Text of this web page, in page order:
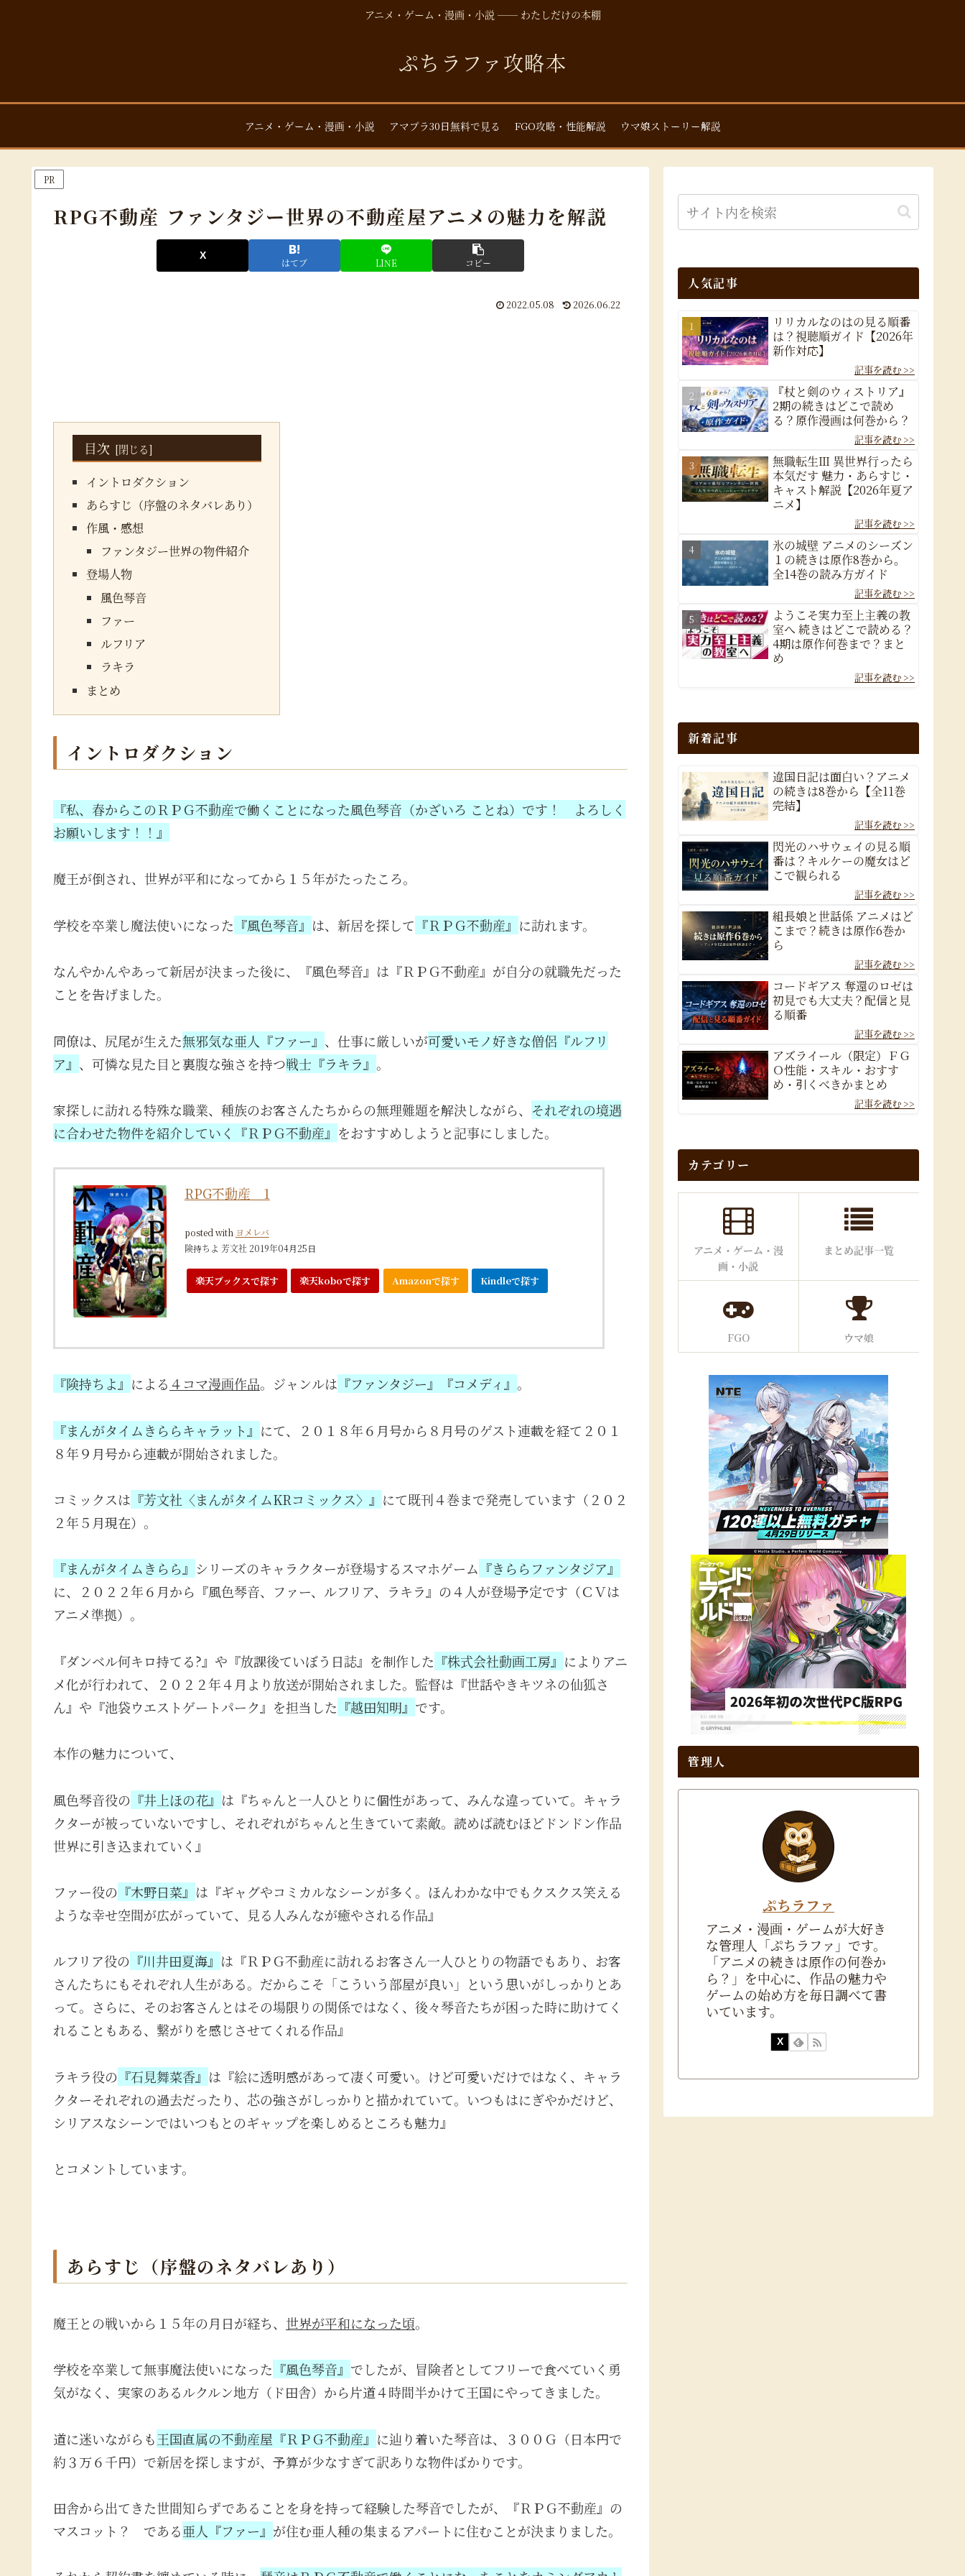
アニメ・ゲーム・漫画・小説 ── わたしだけの本棚
ぷちラファ攻略本
アニメ・ゲーム・漫画・小説 アマプラ30日無料で見る FGO攻略・性能解説 ウマ娘ストーリー解説
PR
RPG不動産 ファンタジー世界の不動産屋アニメの魅力を解説
はてブ LINE コピー
2022.05.08 2026.06.22
目次
イントロダクション
あらすじ（序盤のネタバレあり）
作風・感想
ファンタジー世界の物件紹介
登場人物
風色琴音
ファー
ルフリア
ラキラ
まとめ
イントロダクション
『私、春からこのＲＰＧ不動産で働くことになった風色琴音（かざいろ ことね）です！ よろしく
お願いします！！』
魔王が倒され、世界が平和になってから１５年がたったころ。
学校を卒業し魔法使いになった 『風色琴音』 は、新居を探して 『ＲＰＧ不動産』 に訪れます。
なんやかんやあって新居が決まった後に、『風色琴音』は『ＲＰＧ不動産』が自分の就職先だった
ことを告げました。
同僚は、尻尾が生えた無邪気な亜人『ファー』 、仕事に厳しいが可愛いモノ好きな僧侶『ルフリ
ア』 、可憐な見た目と裏腹な強さを持つ戦士『ラキラ』 。
家探しに訪れる特殊な職業、種族のお客さんたちからの無理難題を解決しながら、 それぞれの境遇
に合わせた物件を紹介していく『ＲＰＧ不動産』 をおすすめしようと記事にしました。
RPG不動産 1
posted with ヨメレバ
険持ちよ 芳文社 2019年04月25日
楽天ブックスで探す 楽天koboで探す Amazonで探す Kindleで探す
『険持ちよ』 による ４コマ漫画作品。ジャンルは 『ファンタジー』『コメディ』 。
『まんがタイムきららキャラット』 にて、２０１８年６月号から８月号のゲスト連載を経て２０１
８年９月号から連載が開始されました。
コミックスは 『芳文社〈まんがタイムKRコミックス〉』 にて既刊４巻まで発売しています（２０２
２年５月現在）。
『まんがタイムきらら』 シリーズのキャラクターが登場するスマホゲーム 『きららファンタジア』
に、２０２２年６月から『風色琴音、ファー、ルフリア、ラキラ』の４人が登場予定です（ＣＶは
アニメ準拠）。
『ダンベル何キロ持てる?』や『放課後ていぼう日誌』を制作した 『株式会社動画工房』 によりアニ
メ化が行われて、２０２２年４月より放送が開始されました。監督は『世話やきキツネの仙狐さ
ん』や『池袋ウエストゲートパーク』を担当した 『越田知明』 です。
本作の魅力について、
風色琴音役の 『井上ほの花』 は『ちゃんと一人ひとりに個性があって、みんな違っていて。キャラ
クターが被っていないですし、それぞれがちゃんと生きていて素敵。読めば読むほどドンドン作品
世界に引き込まれていく』
ファー役の 『木野日菜』 は『ギャグやコミカルなシーンが多く。ほんわかな中でもクスクス笑える
ような幸せ空間が広がっていて、見る人みんなが癒やされる作品』
ルフリア役の 『川井田夏海』 は『ＲＰＧ不動産に訪れるお客さん一人ひとりの物語でもあり、お客
さんたちにもそれぞれ人生がある。だからこそ「こういう部屋が良い」という思いがしっかりとあ
って。さらに、そのお客さんとはその場限りの関係ではなく、後々琴音たちが困った時に助けてく
れることもある、繋がりを感じさせてくれる作品』
ラキラ役の 『石見舞菜香』 は『絵に透明感があって凄く可愛い。けど可愛いだけではなく、キャラ
クターそれぞれの過去だったり、芯の強さがしっかりと描かれていて。いつもはにぎやかだけど、
シリアスなシーンではいつもとのギャップを楽しめるところも魅力』
とコメントしています。
あらすじ（序盤のネタバレあり）
魔王との戦いから１５年の月日が経ち、 世界が平和になった頃。
学校を卒業して無事魔法使いになった 『風色琴音』 でしたが、冒険者としてフリーで食べていく勇
気がなく、実家のあるルクルン地方（ド田舎）から片道４時間半かけて王国にやってきました。
道に迷いながらも王国直属の不動産屋『ＲＰＧ不動産』 に辿り着いた琴音は、３００Ｇ（日本円で
約３万６千円）で新居を探しますが、予算が少なすぎて訳ありな物件ばかりです。
田舎から出てきた世間知らずであることを身を持って経験した琴音でしたが、『ＲＰＧ不動産』の
マスコット？ である亜人『ファー』 が住む亜人種の集まるアパートに住むことが決まりました。
人気記事
リリカルなのはの見る順番
は？視聴順ガイド【2026年
新作対応】
『杖と剣のウィストリア』
2期の続きはどこで読め
る？原作漫画は何巻から？
無職転生Ⅲ 異世界行ったら
本気だす 魅力・あらすじ・
キャスト解説【2026年夏ア
ニメ】
氷の城壁 アニメのシーズン
１の続きは原作8巻から。
全14巻の読み方ガイド
ようこそ実力至上主義の教
室へ 続きはどこで読める？
4期は原作何巻まで？まと
め
新着記事
違国日記は面白い？アニメ
の続きは8巻から【全11巻
完結】
閃光のハサウェイの見る順
番は？キルケーの魔女はど
こで観られる
組長娘と世話係 アニメはど
こまで？続きは原作6巻か
ら
コードギアス 奪還のロゼは
初見でも大丈夫？配信と見
る順番
アズライール（限定）ＦＧ
Ｏ性能・スキル・おすす
め・引くべきかまとめ
カテゴリー
アニメ・ゲーム・漫
画・小説
まとめ記事一覧
FGO ウマ娘
管理人
ぷちラファ
アニメ・漫画・ゲームが大好き
な管理人「ぷちラファ」です。
「アニメの続きは原作の何巻か
ら？」を中心に、作品の魅力や
ゲームの始め方を毎日調べて書
いています。